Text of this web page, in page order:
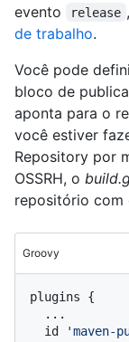
evento
release
de trabalho.
Você pode
bloco de
aponta para o
você estiver
Repository por
OSSRH, o
repositório com
Groovy
plugins {
  id
'maven-